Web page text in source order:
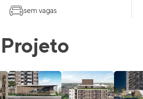
sem vagas
Projeto